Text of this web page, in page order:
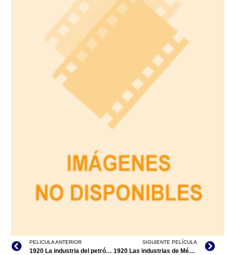
PELICULA ANTERIOR
1920 La industria del petróleo
SIGUIENTE PELÍCULA
1920 Las industrias de México